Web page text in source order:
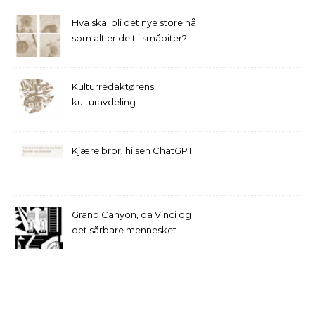
Hva skal bli det nye store nå
som alt er delt i småbiter?
Kulturredaktørens
kulturavdeling
Kjære bror, hilsen ChatGPT
Grand Canyon, da Vinci og
det sårbare mennesket